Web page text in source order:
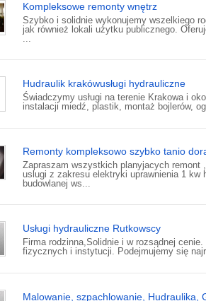
Kompleksowe remonty wnętrz
Szybko i solidnie wykonujemy wszelkiego
jak również lokali użytku publicznego.
...
Hudraulik krakówusługi hydrauliczne
Świadczymy usługi na terenie Krakowa i
instalacji miedź, plastik, montaż bojlerów,
Remonty kompleksowo szybko tanio
Zapraszam wszystkich planyjacych remont
uslugi z zakresu elektryki uprawnienia 1 kw
budowlanej ws...
Usługi hydrauliczne Rutkowscy
Firma rodzinna,Solidnie i w rozsądnej
fizycznych i instytucji. Podejmujemy się
Malowanie, szpachlowanie, Hudraulika,